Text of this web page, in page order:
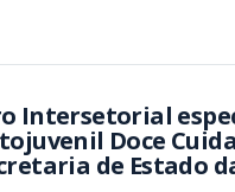
Intersetorial
Doce
de Estado